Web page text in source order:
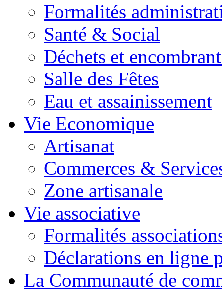
Formalités
Santé & Social
Déchets et
Salle des Fêtes
Eau et assainissement
Vie Economique
Artisanat
Commerces &
Zone artisanale
Vie associative
Formalités
Déclarations en ligne
La Communauté de